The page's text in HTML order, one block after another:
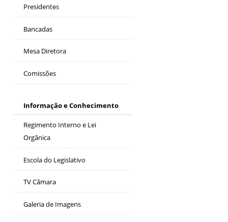
Presidentes
Bancadas
Mesa Diretora
Comissões
Informação e Conhecimento
Regimento Interno e Lei
Orgânica
Escola do Legislativo
TV Câmara
Galeria de Imagens